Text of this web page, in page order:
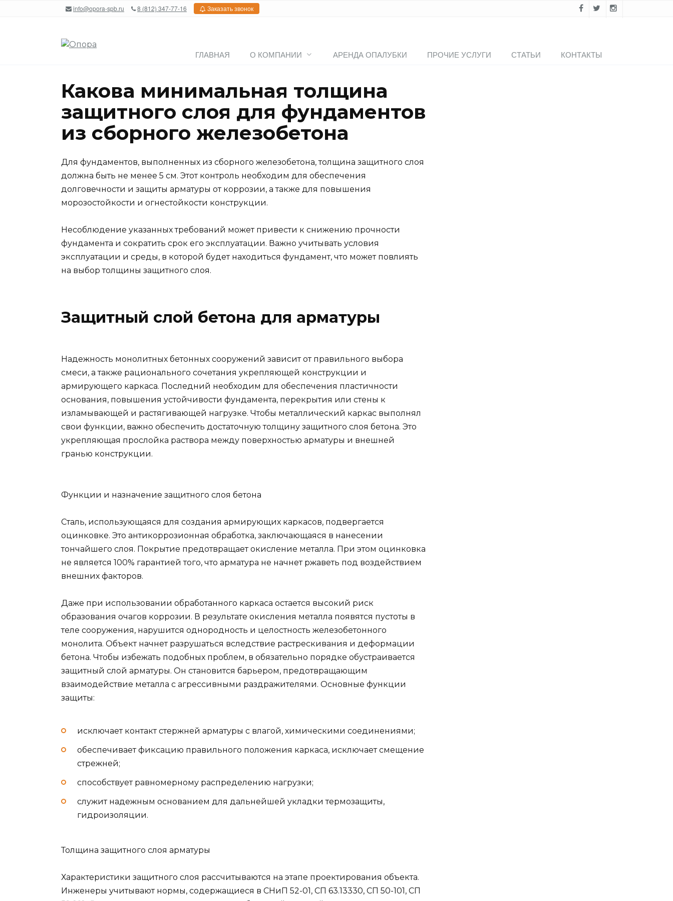
info@opora-spb.ru 8 (812) 347-77-16 Заказать звонок
ГЛАВНАЯ О КОМПАНИИ АРЕНДА ОПАЛУБКИ ПРОЧИЕ УСЛУГИ СТАТЬИ КОНТАКТЫ
Какова минимальная толщина
защитного слоя для фундаментов
из сборного железобетона
Для фундаментов, выполненных из сборного железобетона, толщина защитного слоя
должна быть не менее 5 см. Этот контроль необходим для обеспечения
долговечности и защиты арматуры от коррозии, а также для повышения
морозостойкости и огнестойкости конструкции.
Несоблюдение указанных требований может привести к снижению прочности
фундамента и сократить срок его эксплуатации. Важно учитывать условия
эксплуатации и среды, в которой будет находиться фундамент, что может повлиять
на выбор толщины защитного слоя.
Защитный слой бетона для арматуры
Надежность монолитных бетонных сооружений зависит от правильного выбора
смеси, а также рационального сочетания укрепляющей конструкции и
армирующего каркаса. Последний необходим для обеспечения пластичности
основания, повышения устойчивости фундамента, перекрытия или стены к
изламывающей и растягивающей нагрузке. Чтобы металлический каркас выполнял
свои функции, важно обеспечить достаточную толщину защитного слоя бетона. Это
укрепляющая прослойка раствора между поверхностью арматуры и внешней
гранью конструкции.
Функции и назначение защитного слоя бетона
Сталь, использующаяся для создания армирующих каркасов, подвергается
оцинковке. Это антикоррозионная обработка, заключающаяся в нанесении
тончайшего слоя. Покрытие предотвращает окисление металла. При этом оцинковка
не является 100% гарантией того, что арматура не начнет ржаветь под воздействием
внешних факторов.
Даже при использовании обработанного каркаса остается высокий риск
образования очагов коррозии. В результате окисления металла появятся пустоты в
теле сооружения, нарушится однородность и целостность железобетонного
монолита. Объект начнет разрушаться вследствие растрескивания и деформации
бетона. Чтобы избежать подобных проблем, в обязательно порядке обустраивается
защитный слой арматуры. Он становится барьером, предотвращающим
взаимодействие металла с агрессивными раздражителями. Основные функции
защиты:
исключает контакт стержней арматуры с влагой, химическими соединениями;
обеспечивает фиксацию правильного положения каркаса, исключает смещение
стрежней;
способствует равномерному распределению нагрузки;
служит надежным основанием для дальнейшей укладки термозащиты,
гидроизоляции.
Толщина защитного слоя арматуры
Характеристики защитного слоя рассчитываются на этапе проектирования объекта.
Инженеры учитывают нормы, содержащиеся в СНиП 52-01, СП 63.13330, СП 50-101, СП